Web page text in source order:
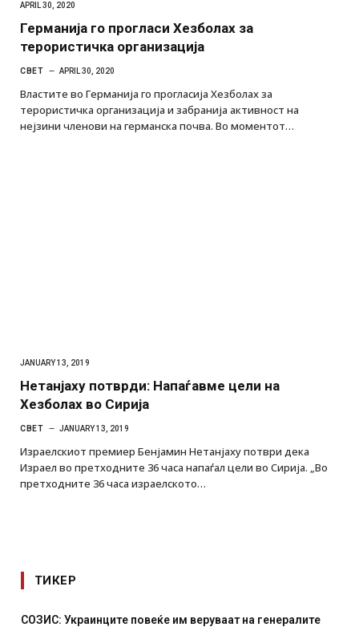
APRIL 30, 2020
Германија го прогласи Хезболах за
терористичка организација
СВЕТ APRIL 30, 2020
Властите во Германија го прогласија Хезболах за
терористичка организација и забранија активност на
нејзини членови на германска почва. Во моментот…
JANUARY 13, 2019
Нетанјаху потврди: Напаѓавме цели на
Хезболах во Сирија
СВЕТ JANUARY 13, 2019
Израелскиот премиер Бенјамин Нетанјаху потври дека
Израел во претходните 36 часа напаѓал цели во Сирија. „Во
претходните 36 часа израелското…
ТИКЕР
СОЗИС: Украинците повеќе им веруваат на генералите